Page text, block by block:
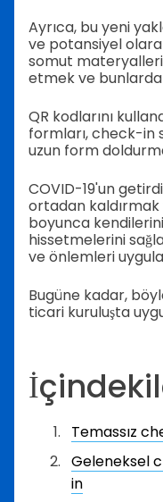
Ayrıca, bu yeni
ve potansiyel
somut
etmek ve
QR kodlarını
formları, check-in
uzun form
COVID-19'un
ortadan kaldırmak
boyunca
hissetmelerini
ve önlemleri
Bugüne kadar,
ticari kuruluşta
Temassız
Geleneksel
in